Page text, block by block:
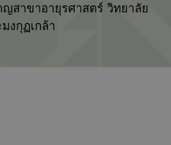
สาขาอายุรศาสตร์ วิทยาลัย
งกุฏเกล้า